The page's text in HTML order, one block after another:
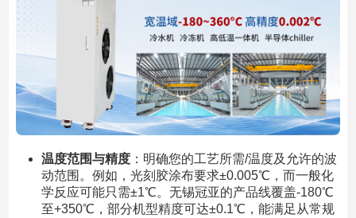
温度范围与精度：明确您的工艺所需/温度及允许的波
动范围。例如，光刻胶涂布要求±0.005℃，而一般化
学反应可能只需±1℃。无锡冠亚的产品线覆盖-180℃
至+350℃，部分机型精度可达±0.1℃，能满足从常规